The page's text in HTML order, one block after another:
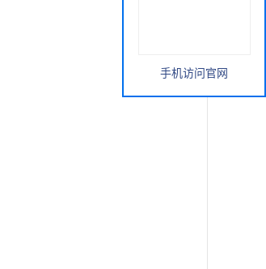
手机访问官网